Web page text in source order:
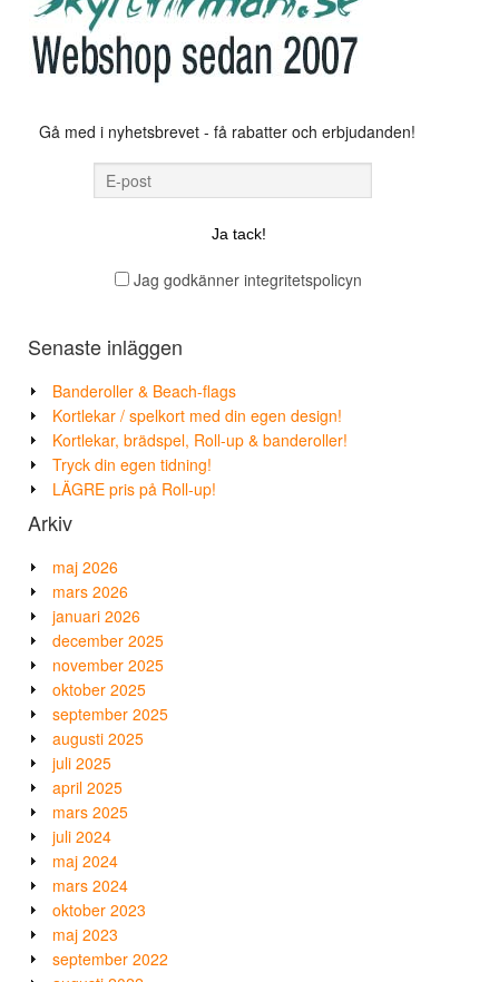
Gå med i nyhetsbrevet - få rabatter och erbjudanden!
Jag godkänner integritetspolicyn
Senaste inläggen
Banderoller & Beach-flags
Kortlekar / spelkort med din egen design!
Kortlekar, brädspel, Roll-up & banderoller!
Tryck din egen tidning!
LÄGRE pris på Roll-up!
Arkiv
maj 2026
mars 2026
januari 2026
december 2025
november 2025
oktober 2025
september 2025
augusti 2025
juli 2025
april 2025
mars 2025
juli 2024
maj 2024
mars 2024
oktober 2023
maj 2023
september 2022